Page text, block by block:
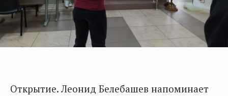
Открытие. Леонид Белебашев напоминает